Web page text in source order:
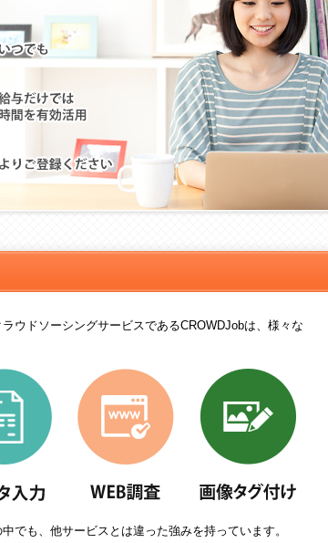
CROWDJobが選ばれる理由
ウドソーシングサービスであるCROWDJobは、様々な
でも、他サービスとは違った強みを持っています。